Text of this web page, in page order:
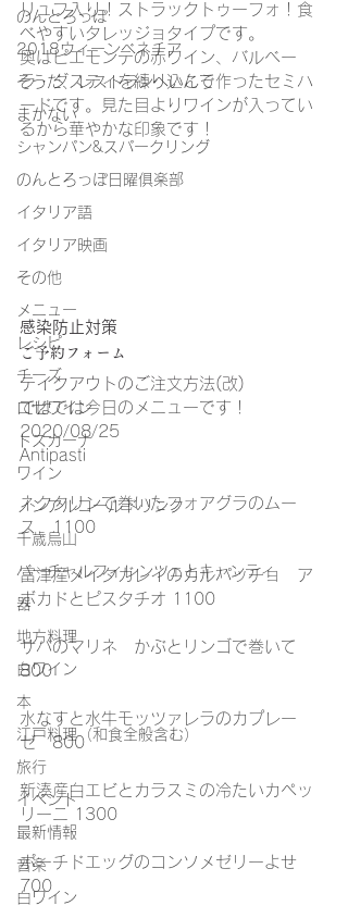
のんとろっぽ
2018ウィーンベネチア
そうだ、レストランへいこう
まかない
シャンパン&スパークリング
のんとろっぽ日曜俱楽部
イタリア語
イタリア映画
その他
メニュー
レシピ
チーズ
ロゼワイン
トスカーナ
ワイン
ノンアルコールドリンク
千歳烏山
バーチャルフィレンツェとキャンティ
器
地方料理
白ワイン
本
江戸料理（和食全般含む）
旅行
イベント
最新情報
音楽
白ワイン
リュフ入り！ストラックトゥーフォ！食
べやすいタレッジョタイプです。
奥はピエモンテの赤ワイン、バルベー
ラ・ダスティを練り込んで作ったセミハ
ードです。見た目よりワインが入ってい
るから華やかな印象です！
感染防止対策
ご予約フォーム
テイクアウトのご注文方法(改)
ではでは今日のメニューです！
2020/08/25
Antipasti
ネクタリンで巻いたフォアグラのムー
ス　1100
富津産メイタガレイのカルパッチョ　ア
ボカドとピスタチオ 1100
サバのマリネ　かぶとリンゴで巻いて
800
水なすと水牛モッツァレラのカプレー
ゼ　800
新湊産白エビとカラスミの冷たいカペッ
リーニ 1300
ポーチドエッグのコンソメゼリーよせ
700